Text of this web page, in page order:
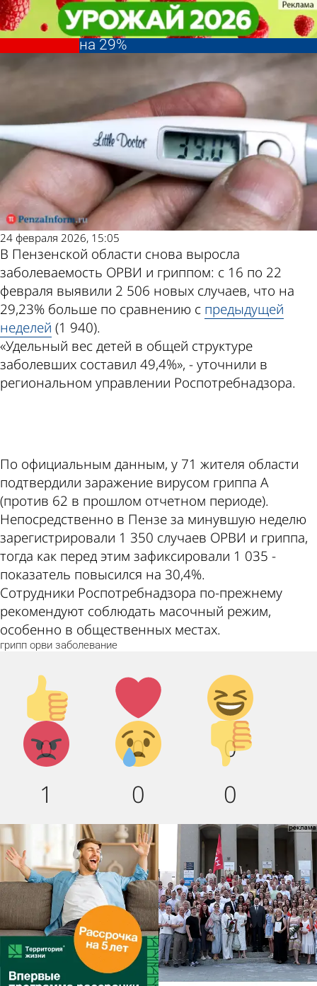
В Пензенской области
заболеваемость ОРВИ выросла
на 29%
Общество
24 февраля 2026, 15:05
В Пензенской области снова выросла
заболеваемость ОРВИ и гриппом: с 16 по 22
февраля выявили 2 506 новых случаев, что на
29,23% больше по сравнению с предыдущей
неделей (1 940).
«Удельный вес детей в общей структуре
заболевших составил 49,4%», - уточнили в
региональном управлении Роспотребнадзора.
По официальным данным, у 71 жителя области
подтвердили заражение вирусом гриппа А
(против 62 в прошлом отчетном периоде).
Непосредственно в Пензе за минувшую неделю
зарегистрировали 1 350 случаев ОРВИ и гриппа,
тогда как перед этим зафиксировали 1 035 -
показатель повысился на 30,4%.
Сотрудники Роспотребнадзора по-прежнему
рекомендуют соблюдать масочный режим,
особенно в общественных местах.
грипп орви заболевание
Палец
вверх!
0
Лайк!
0
Дикий
смех!
0
Агрессия!
1
Грусть
:(
0
Палец
вниз!
0
В Пензенской области
заболеваемость ОРВИ выросла
на 29%
Общество
Другие новости по
теме
Погода и курсы
валют в Пензе